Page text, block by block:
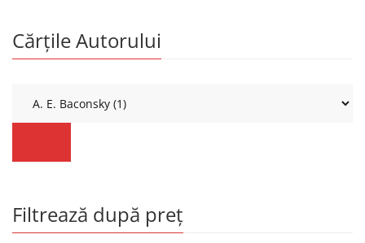
Cărțile Autorului
Filtrează după preț